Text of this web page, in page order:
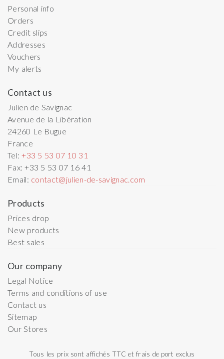
Personal info
Orders
Credit slips
Addresses
Vouchers
My alerts
Contact us
Julien de Savignac
Avenue de la Libération
24260 Le Bugue
France
Tel:+33 5 53 07 10 31
Fax:+33 5 53 07 16 41
Email: contact@julien-de-savignac.com
Products
Prices drop
New products
Best sales
Our company
Legal Notice
Terms and conditions of use
Contact us
Sitemap
Our Stores
Tous les prix sont affichés TTC et frais de port exclus